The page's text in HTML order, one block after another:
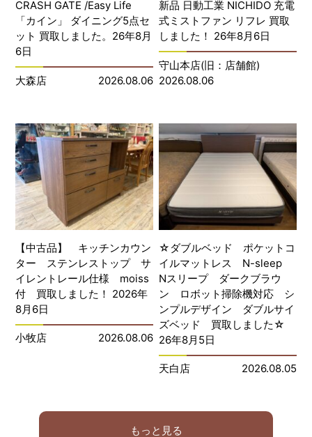
CRASH GATE /Easy Life
「カイン」 ダイニング5点セ
ット 買取しました。26年8月
6日
大森店 2026.08.06
新品 日動工業 NICHIDO 充電
式ミストファン リフレ 買取
しました！ 26年8月6日
守山本店(旧：店舗館)
2026.08.06
【中古品】 キッチンカウン
ター ステンレストップ サ
イレントレール仕様 moiss
付 買取しました！ 2026年
8月6日
小牧店 2026.08.06
☆ダブルベッド ポケットコ
イルマットレス N-sleep
Nスリープ ダークブラウ
ン ロボット掃除機対応 シ
ンプルデザイン ダブルサイ
ズベッド 買取しました☆
26年8月5日
天白店 2026.08.05
もっと見る